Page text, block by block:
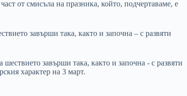
от смисъла на празника, който, подчертаваме, е
завърши така, както и започна – с развяти